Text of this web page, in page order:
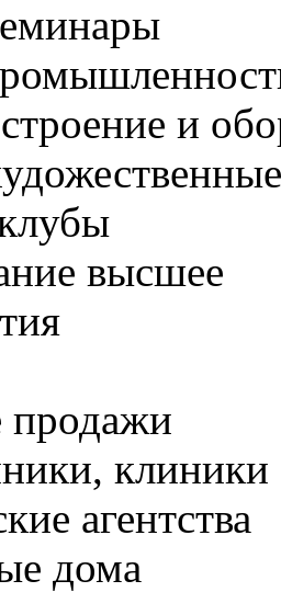
и
высшее
продажи
клиники
агентства
дома